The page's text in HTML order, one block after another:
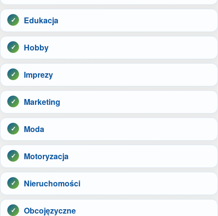
Edukacja
Hobby
Imprezy
Marketing
Moda
Motoryzacja
Nieruchomości
Obcojęzyczne